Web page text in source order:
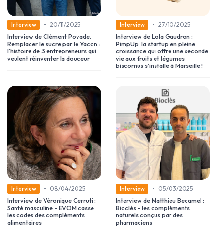
Interview • 20/11/2025
Interview de Clément Poyade.
Remplacer le sucre par le Yacon :
l’histoire de 3 entrepreneurs qui
veulent réinventer la douceur
Interview • 27/10/2025
Interview de Lola Gaudron :
PimpUp, la startup en pleine
croissance qui offre une seconde
vie aux fruits et légumes
biscornus s’installe à Marseille !
Interview •
08/04/2025
Interview de Véronique Cerruti :
Santé masculine - EVOM casse
les codes des compléments
alimentaires
Interview •
05/03/2025
Interview de Matthieu Becamel :
Bioclès - les compléments
naturels conçus par des
pharmaciens